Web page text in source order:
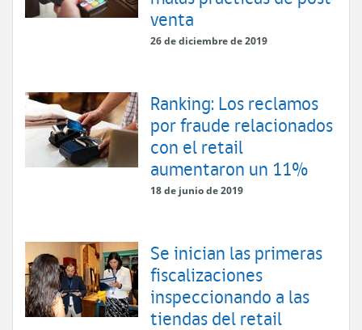
venta
26 de diciembre de 2019
Ranking: Los reclamos
por fraude relacionados
con el retail
aumentaron un 11%
18 de junio de 2019
Se inician las primeras
fiscalizaciones
inspeccionando a las
tiendas del retail